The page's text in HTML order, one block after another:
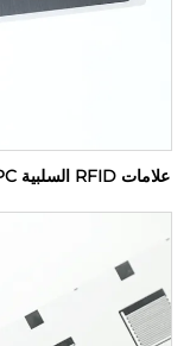
علامات RFID السلبية EPC وعلامات RFID UHF الأمنية لإدارة المخزون